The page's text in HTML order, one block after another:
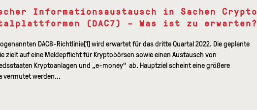
Informationsaustausch in Sachen Crypto
(DAC7) – Was ist zu erwarten?
DAC8-Richtlinie[1] wird erwartet für das dritte Quartal 2022. Die geplante
zielt auf eine Meldepflicht für Kryptobörsen sowie einen Austausch von
Kryptoanlagen und „e-money“ ab. Hauptziel scheint eine größere
vermutet werden...